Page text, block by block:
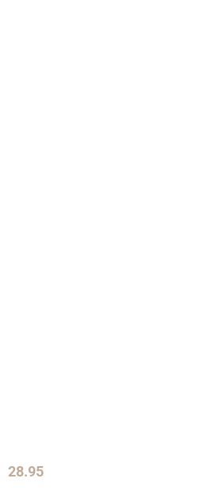
28.95